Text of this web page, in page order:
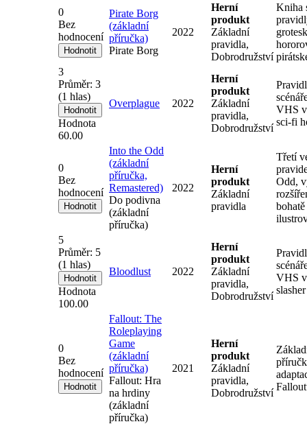
0
Bez
hodnocení
Pirate Borg
(základní
příručka)
Pirate Borg
2022
Herní
produkt
Základní
pravidla,
Dobrodružství
Kniha
3
Průměr: 3
(1 hlas)
Hodnota
60.00
Overplague 2022
Herní
produkt
Základní
pravidla,
Dobrodružství
VHS
sci-fi
0
Bez
hodnocení
Into the Odd
(základní
příručka,
Remastered)
Do podivna
(základní
příručka)
2022
Herní
produkt
Základní
pravidla
Třetí
Odd,
bohatě
5
Průměr: 5
(1 hlas)
Hodnota
100.00
Bloodlust 2022
Herní
produkt
Základní
pravidla,
Dobrodružství
VHS
0
Bez
hodnocení
​Fallout: The
Roleplaying
Game
(základní
příručka)
Fallout: Hra
na hrdiny
(základní
příručka)
2021
Herní
produkt
Základní
pravidla,
Dobrodružství